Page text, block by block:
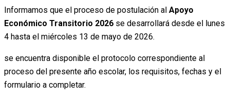
Informamos que el proceso de postulación al Apoyo
Económico Transitorio 2026 se desarrollará desde el lunes
4 hasta el miércoles 13 de mayo de 2026.
se encuentra disponible el protocolo correspondiente al
proceso del presente año escolar, los requisitos, fechas y el
formulario a completar.